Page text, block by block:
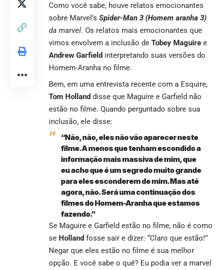
Como você sabe, houve relatos emocionantes
sobre Marvel’s Spider-Man 3 (Homem aranha 3)
da marvel. Os relatos mais emocionantes que
vimos envolvem a inclusão de Tobey Maguire e
Andrew Garfield interpretando suas versões do
Homem-Aranha no filme.
Bem, em uma entrevista recente com a Esquire,
Tom Holland disse que Maguire e Garfield não
estão no filme. Quando perguntado sobre sua
inclusão, ele disse:
“Não, não, eles não vão aparecer neste
filme. A menos que tenham escondido a
informação mais massiva de mim, que
eu acho que é um segredo muito grande
para eles esconderem de mim. Mas até
agora, não. Será uma continuação dos
filmes do Homem-Aranha que estamos
fazendo.”
Se Maguire e Garfield estão no filme, não é como
se Holland fosse sair e dizer: “Claro que estão!”
Negar que eles estão no filme é sua melhor
opção. E você sabe o quê? Eu podia ver a marvel